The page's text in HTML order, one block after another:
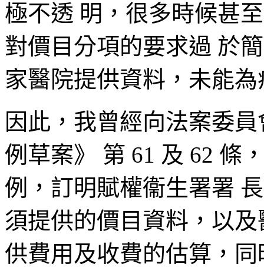
極不透 明，很多時候甚
對價目分項的要求過 於
家醫院提供資料，未能
因此，我曾經向法案委
例草案》 第 61 及 62 條
例，訂明賦權衞生署署
須提供的價目資料，以
供費用及收費的估算，